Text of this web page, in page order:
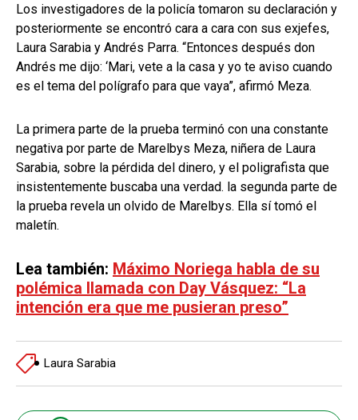
Los investigadores de la policía tomaron su declaración y
posteriormente se encontró cara a cara con sus exjefes,
Laura Sarabia y Andrés Parra. “Entonces después don
Andrés me dijo: ‘Mari, vete a la casa y yo te aviso cuando
es el tema del polígrafo para que vaya”, afirmó Meza.
La primera parte de la prueba terminó con una constante
negativa por parte de Marelbys Meza, niñera de Laura
Sarabia, sobre la pérdida del dinero, y el poligrafista que
insistentemente buscaba una verdad. la segunda parte de
la prueba revela un olvido de Marelbys. Ella sí tomó el
maletín.
Lea también: Máximo Noriega habla de su
polémica llamada con Day Vásquez: “La
intención era que me pusieran preso”
Laura Sarabia